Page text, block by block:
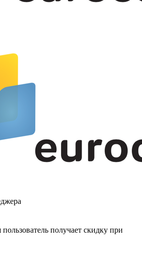
получает скидку при